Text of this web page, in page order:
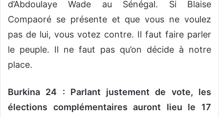
d’Abdoulaye Wade au Sénégal. Si Blaise
Compaoré se présente et que vous ne voulez
pas de lui, vous votez contre. Il faut faire parler
le peuple. Il ne faut pas qu’on décide à notre
place.
Burkina 24 : Parlant justement de vote, les
élections complémentaires auront lieu le 17